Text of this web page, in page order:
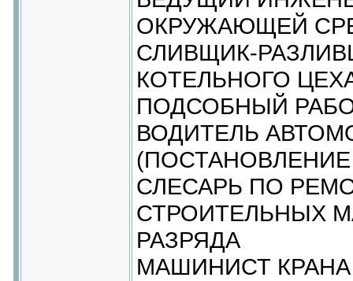
ОКРУЖАЮЩЕЙ
СЛИВЩИК-
КОТЕЛЬНОГО
ПОДСОБНЫЙ
ВОДИТЕЛЬ
(ПОСТАНОВЛЕНИЕ
СЛЕСАРЬ ПО
СТРОИТЕЛЬНЫХ
РАЗРЯДА
МАШИНИСТ